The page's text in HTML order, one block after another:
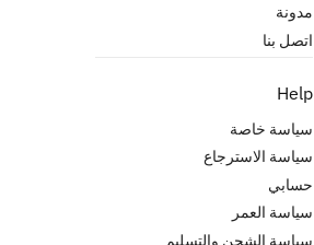
مدونة
اتصل بنا
Help
سياسة خاصة
سياسة الاسترجاع
حسابي
سياسة العمر
سياسة الشحن والتسليم